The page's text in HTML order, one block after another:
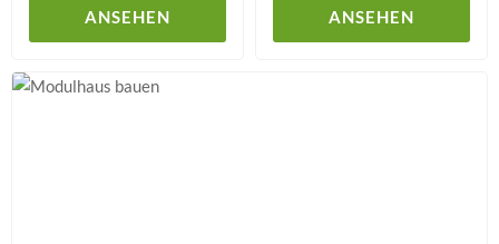
ANSEHEN
ANSEHEN